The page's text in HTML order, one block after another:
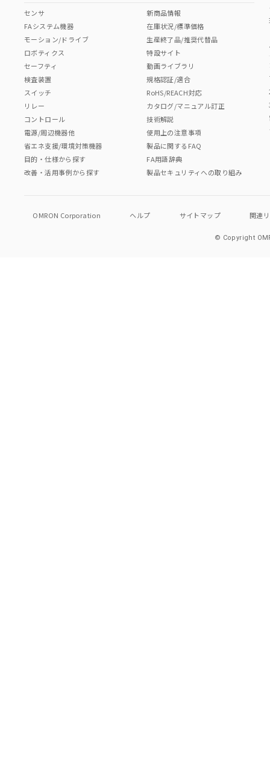
センサ
FAシステム機器
モーション/ドライブ
ロボティクス
セーフティ
検査装置
スイッチ
リレー
コントロール
電源/周辺機器他
省エネ支援/環境対策機器
目的・仕様から探す
改善・活用事例から探す
新商品情報
在庫状況/標準価格
生産終了品/推奨代替品
特設サイト
動画ライブラリ
規格認証/適合
RoHS/REACH対応
カタログ/マニュアル訂正
技術解説
使用上の注意事項
製品に関するFAQ
FA用語辞典
製品セキュリティへの取り組み
OMRON Corporation ヘルプ サイトマップ 関連
© Copyright